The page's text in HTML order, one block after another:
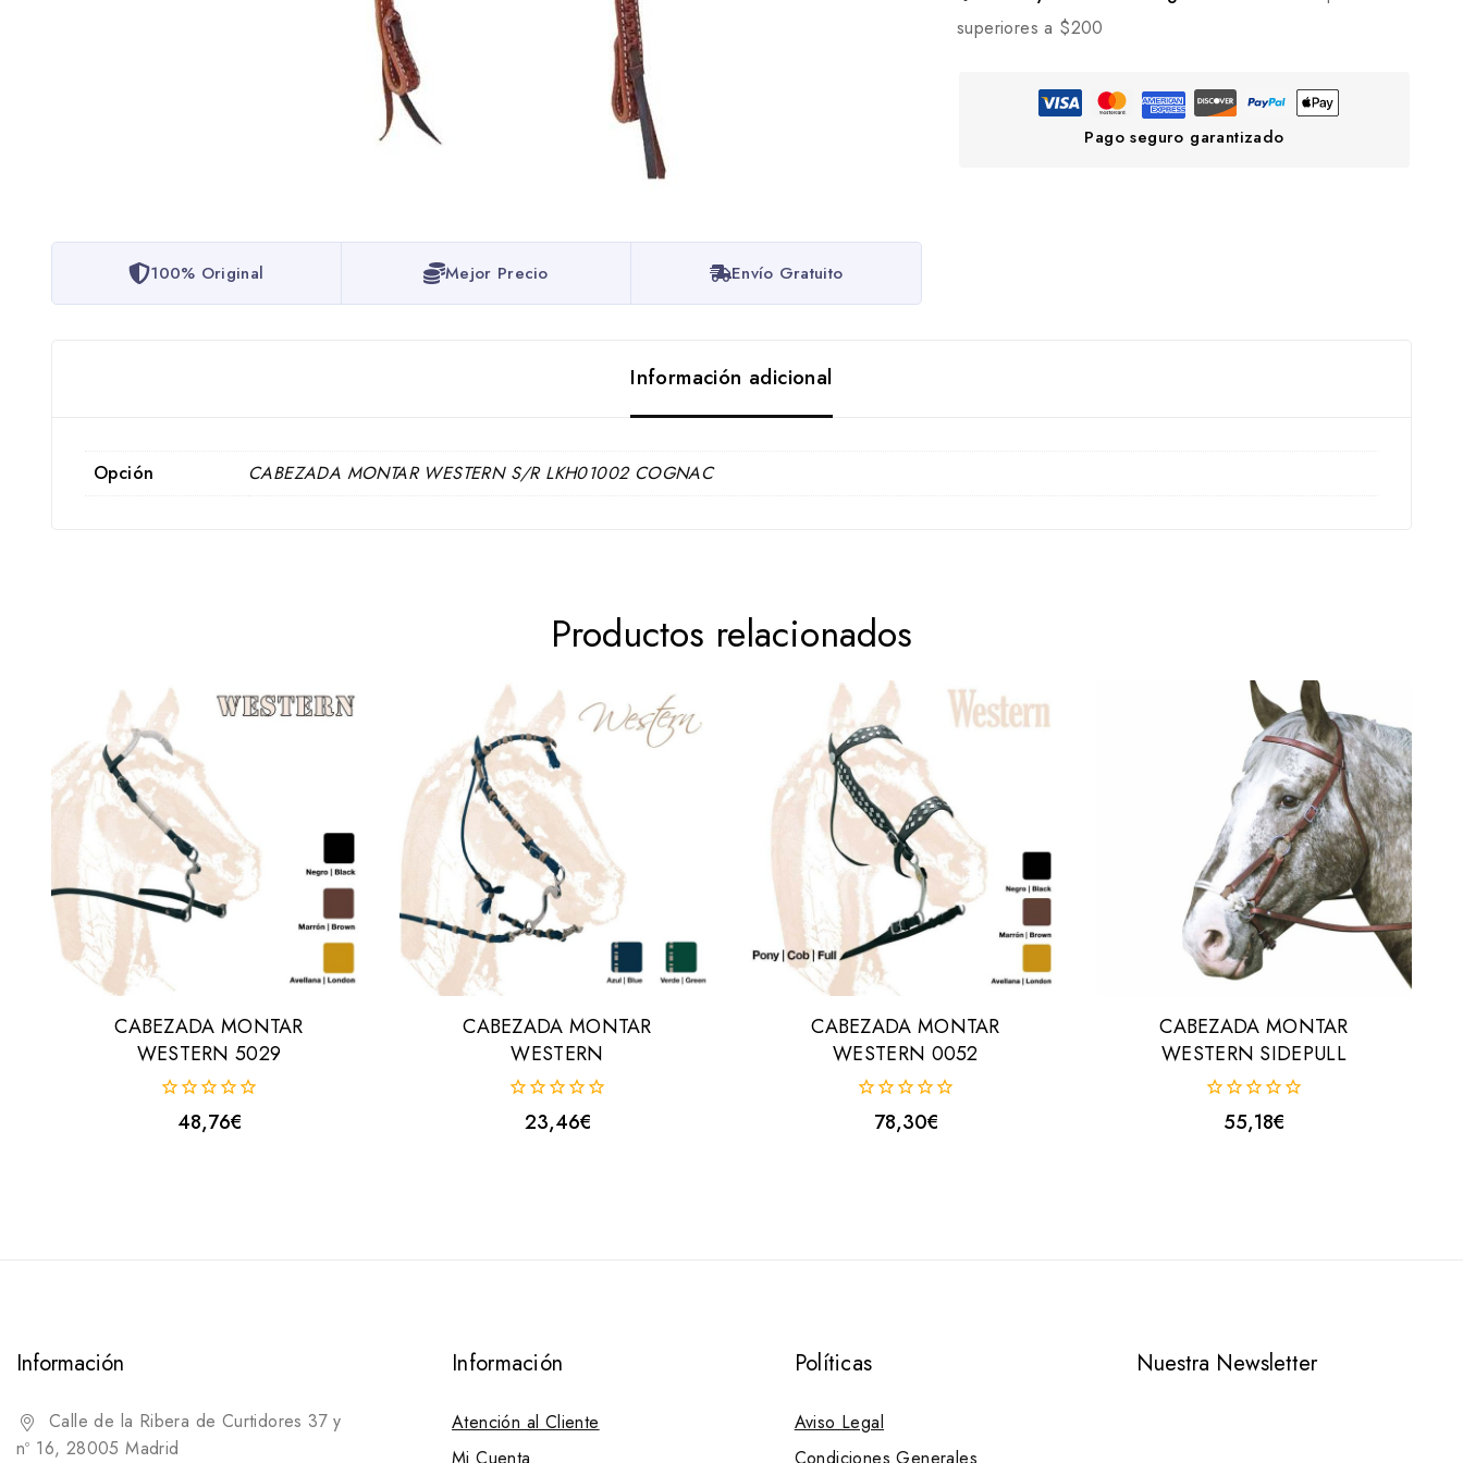
100% Original Mejor Precio Envío Gratuito
superiores a $200
Pago seguro garantizado
Información adicional
Opción CABEZADA MONTAR WESTERN S/R LKH01002 COGNAC
Productos relacionados
CABEZADA MONTAR
WESTERN 5029
fuera
48,76€
CABEZADA MONTAR
WESTERN
fuera
23,46€
CABEZADA MONTAR
WESTERN 0052
fuera
78,30€
CABEZADA MONTAR
WESTERN SIDEPULL
fuera
55,18€
Información
Calle de la Ribera de Curtidores 37 y
nº 16, 28005 Madrid
Información
Atención al Cliente
Políticas
Aviso Legal
Nuestra Newsletter